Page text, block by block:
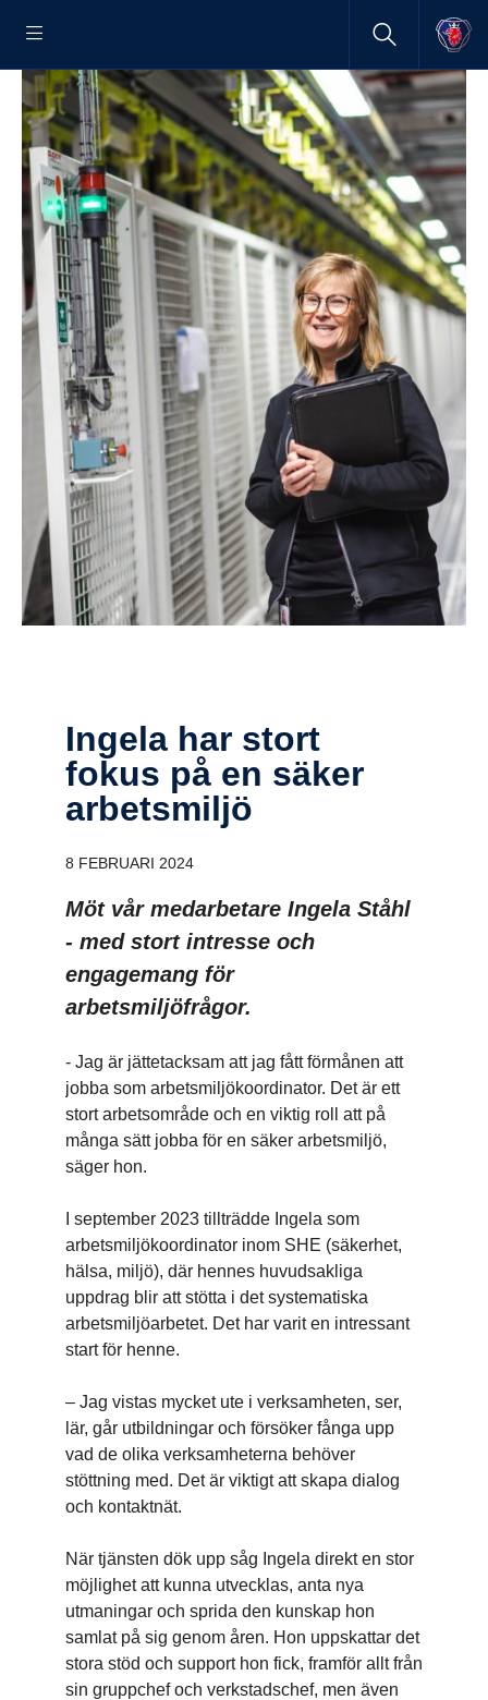
Ingela har stort
fokus på en säker
arbets­miljö
8 FEBRUARI 2024
Möt vår medarbetare Ingela Ståhl
- med stort intresse och
engagemang för
arbetsmiljöfrågor.
- Jag är jättetacksam att jag fått förmånen att
jobba som arbetsmiljökoordinator. Det är ett
stort arbetsområde och en viktig roll att på
många sätt jobba för en säker arbetsmiljö,
säger hon.
I september 2023 tillträdde Ingela som
arbetsmiljökoordinator inom SHE (säkerhet,
hälsa, miljö), där hennes huvudsakliga
uppdrag blir att stötta i det systematiska
arbetsmiljöarbetet. Det har varit en intressant
start för henne.
– Jag vistas mycket ute i verksamheten, ser,
lär, går utbildningar och försöker fånga upp
vad de olika verksamheterna behöver
stöttning med. Det är viktigt att skapa dialog
och kontaktnät.
När tjänsten dök upp såg Ingela direkt en stor
möjlighet att kunna utvecklas, anta nya
utmaningar och sprida den kunskap hon
samlat på sig genom åren. Hon uppskattar det
stora stöd och support hon fick, framför allt från
sin gruppchef och verkstadschef, men även